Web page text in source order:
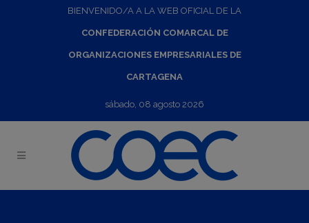
BIENVENIDO/A A LA WEB OFICIAL DE LA
CONFEDERACIÓN COMARCAL DE
ORGANIZACIONES EMPRESARIALES DE
CARTAGENA
sábado, 08 agosto 2026